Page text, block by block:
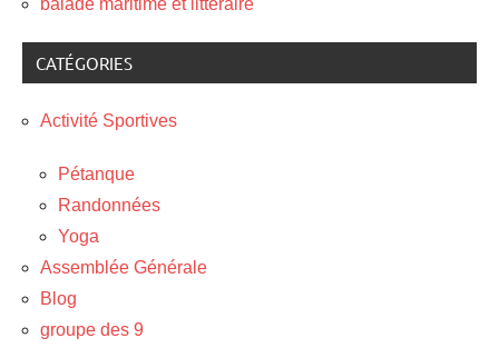
balade maritime et littéraire
CATÉGORIES
Activité Sportives
Pétanque
Randonnées
Yoga
Assemblée Générale
Blog
groupe des 9